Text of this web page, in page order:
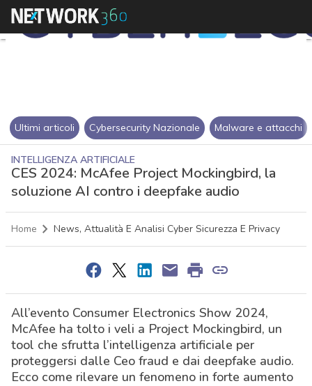
Ultimi articoli Cybersecurity Nazionale Malware e attacchi
INTELLIGENZA ARTIFICIALE
CES 2024: McAfee Project Mockingbird, la
soluzione AI contro i deepfake audio
Home News, Attualità E Analisi Cyber Sicurezza E Privacy
All’evento Consumer Electronics Show 2024,
McAfee ha tolto i veli a Project Mockingbird, un
tool che sfrutta l’intelligenza artificiale per
proteggersi dalle Ceo fraud e dai deepfake audio.
Ecco come rilevare un fenomeno in forte aumento